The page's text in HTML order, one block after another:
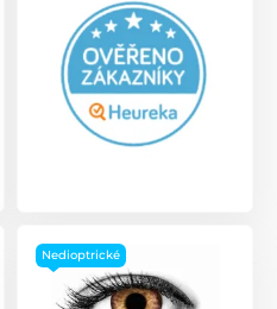
Nedioptrické